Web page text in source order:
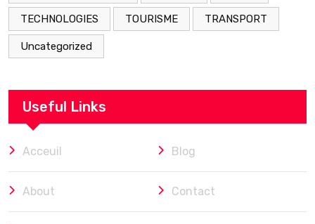
TECHNOLOGIES TOURISME TRANSPORT
Uncategorized
Useful Links
Acceuil Blog
About Contact